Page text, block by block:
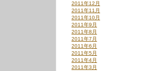
2011年12月
2011年11月
2011年10月
2011年9月
2011年8月
2011年7月
2011年6月
2011年5月
2011年4月
2011年3月